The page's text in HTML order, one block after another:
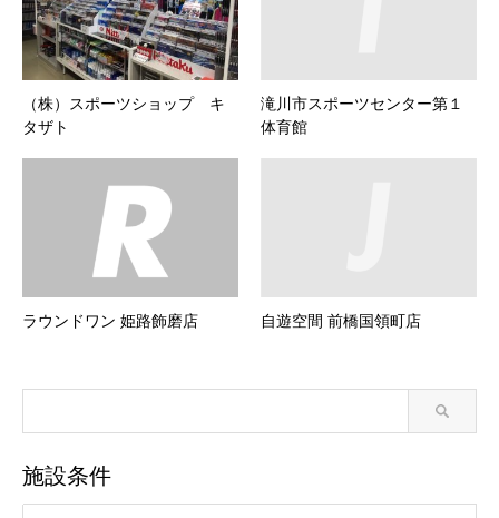
（株）スポーツショップ キ
タザト
滝川市スポーツセンター第１
体育館
ラウンドワン 姫路飾磨店 自遊空間 前橋国領町店
施設条件